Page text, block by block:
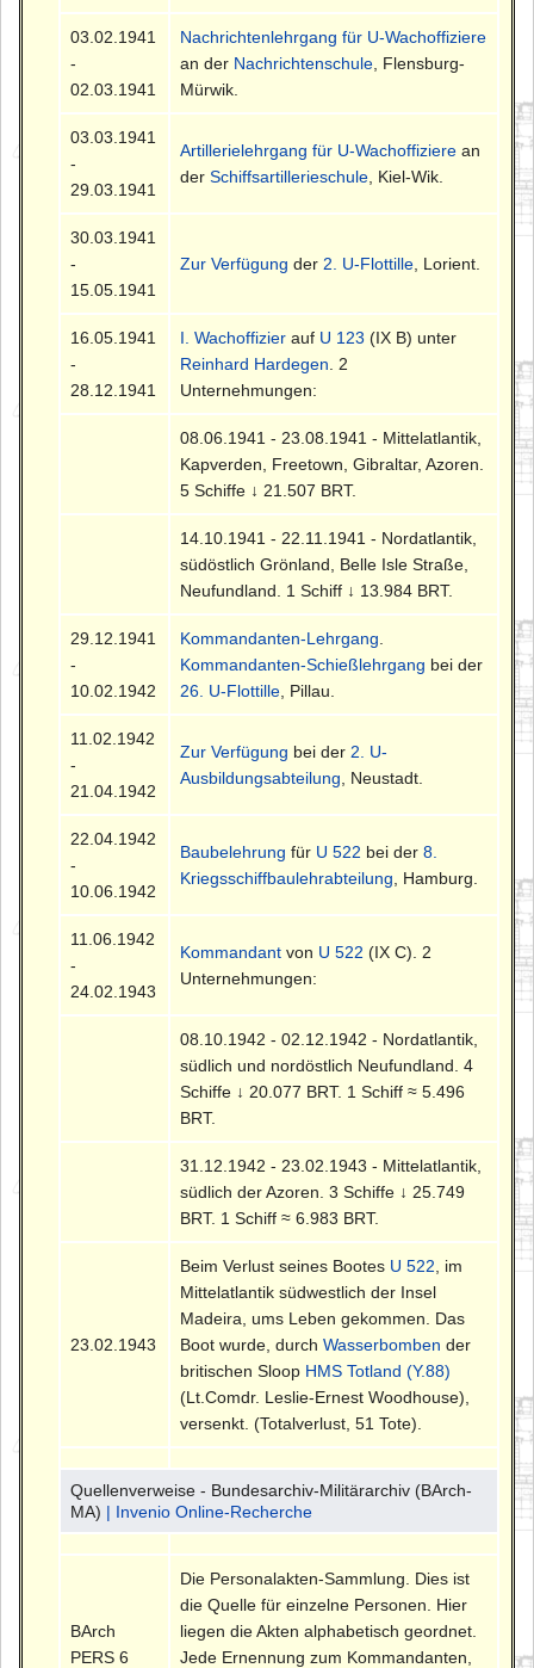
03.02.1941
-
02.03.1941
Nachrichtenlehrgang für U-Wachoffiziere
an der Nachrichtenschule , Flensburg-
Mürwik.
03.03.1941
-
29.03.1941
Artillerielehrgang für U-Wachoffiziere an
derSchiffsartillerieschule , Kiel-Wik.
30.03.1941
-
15.05.1941
Zur Verfügung der 2. U-Flottille , Lorient.
16.05.1941
-
28.12.1941
I. Wachoffizier auf U 123 (IX B) unter
Reinhard Hardegen . 2
Unternehmungen:
08.06.1941 - 23.08.1941 - Mittelatlantik,
Kapverden, Freetown, Gibraltar, Azoren.
5 Schiffe ↓ 21.507 BRT.
14.10.1941 - 22.11.1941 - Nordatlantik,
südöstlich Grönland, Belle Isle Straße,
Neufundland. 1 Schiff ↓ 13.984 BRT.
29.12.1941
-
10.02.1942
Kommandanten-Lehrgang
Kommandanten-Schießlehrgang bei der
26. U-Flottille , Pillau.
11.02.1942
-
21.04.1942
Zur Verfügung bei der 2. U-
Ausbildungsabteilung , Neustadt.
22.04.1942
-
10.06.1942
Baubelehrung für U 522 bei der8.
Kriegsschiffbaulehrabteilung , Hamburg.
11.06.1942
-
24.02.1943
Kommandant von U 522 (IX C). 2
Unternehmungen:
08.10.1942 - 02.12.1942 - Nordatlantik,
südlich und nordöstlich Neufundland. 4
Schiffe ↓ 20.077 BRT. 1 Schiff ≈ 5.496
BRT.
31.12.1942 - 23.02.1943 - Mittelatlantik,
südlich der Azoren. 3 Schiffe ↓ 25.749
BRT. 1 Schiff ≈ 6.983 BRT.
23.02.1943
Beim Verlust seines Bootes U 522 , im
Mittelatlantik südwestlich der Insel
Madeira, ums Leben gekommen. Das
Boot wurde, durchWasserbomben der
britischen Sloop HMS Totland (Y.88)
(Lt.Comdr. Leslie-Ernest Woodhouse),
versenkt. (Totalverlust, 51 Tote).
Quellenverweise - Bundesarchiv-Militärarchiv (BArch-
MA) | Invenio Online-Recherche
BArch
PERS 6
Die Personalakten-Sammlung. Dies ist
die Quelle für einzelne Personen. Hier
liegen die Akten alphabetisch geordnet.
Jede Ernennung zum Kommandanten,